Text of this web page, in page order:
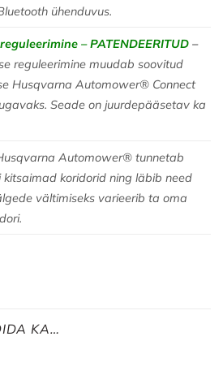
ühenduvus.
– PATENDEERITUD –
reguleerimine muudab soovitud
Husqvarna Automower® Connect
Seade on juurdepääsetav ka
Automower® tunnetab
koridorid ning läbib need
vältimiseks varieerib ta oma
KA…